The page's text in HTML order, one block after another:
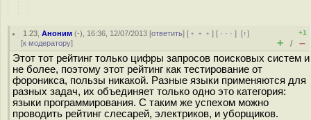
1.23 ,Аноним (-), 16:36, 12/07/2013 [ответить] [ ﹢﹢﹢] [ · · ·][↑]
[к модератору]
+1
+ / –
Этот тот рейтинг только цифры запросов поисковых систем и
не более, поэтому этот рейтинг как тестирование от
фороникса, пользы никакой. Разные языки применяются для
разных задач, их объединяет только одно это категория:
языки программирования. С таким же успехом можно
проводить рейтинг слесарей, электриков, и уборщиков.